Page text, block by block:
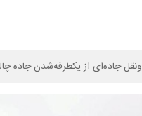
جاده‌ای از یکطرفه‌شدن جاده